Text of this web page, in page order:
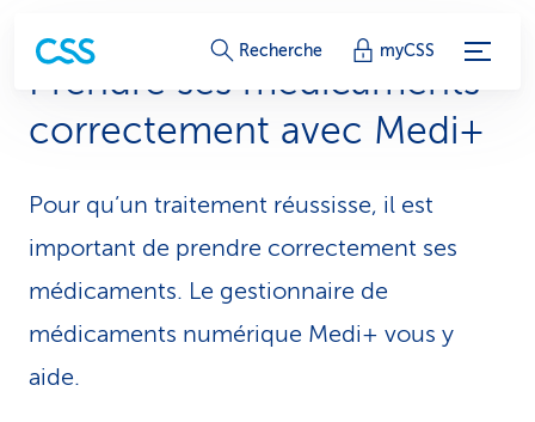
L
i
e
n
s
d
e
Recherche myCSS
Prendre ses médica­ments
correctement avec Medi+
Pour qu’un traitement réussisse, il est
important de prendre correctement ses
médicaments. Le gestionnaire de
médicaments numérique Medi+ vous y
aide.